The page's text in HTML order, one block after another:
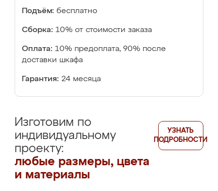
Подъём: бесплатно
Сборка: 10% от стоимости заказа
Оплата: 10% предоплата, 90% после
доставки шкафа
Гарантия: 24 месяца
Изготовим по
индивидуальному
проекту:
любые размеры, цвета
и материалы
УЗНАТЬ
ПОДРОБНОСТИ